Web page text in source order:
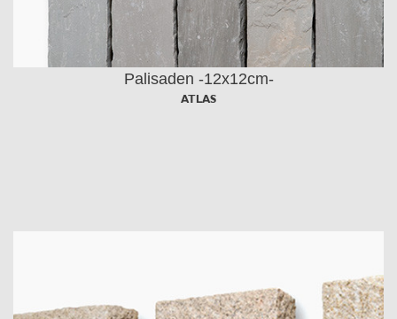
Palisaden -12x12cm-
ATLAS